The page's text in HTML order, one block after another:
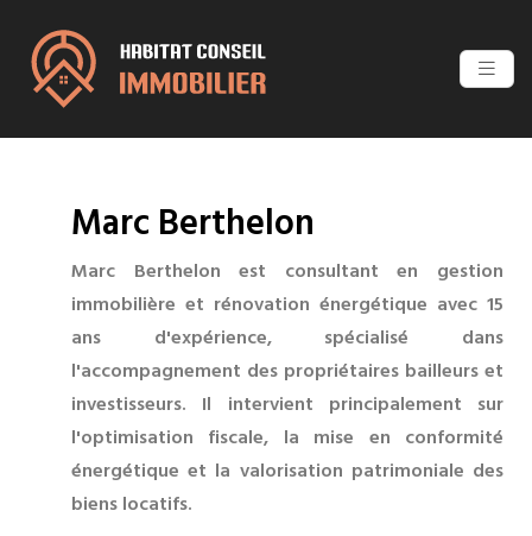
Marc Berthelon
Marc Berthelon est consultant en gestion
immobilière et rénovation énergétique avec 15
ans d'expérience, spécialisé dans
l'accompagnement des propriétaires bailleurs et
investisseurs. Il intervient principalement sur
l'optimisation fiscale, la mise en conformité
énergétique et la valorisation patrimoniale des
biens locatifs.